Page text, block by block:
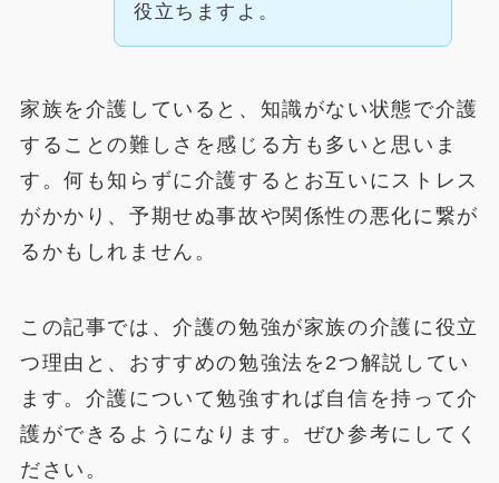
役立ちますよ。
家族を介護していると、知識がない状態で介護
することの難しさを感じる方も多いと思いま
す。何も知らずに介護するとお互いにストレス
がかかり、予期せぬ事故や関係性の悪化に繋が
るかもしれません。
この記事では、介護の勉強が家族の介護に役立
つ理由と、おすすめの勉強法を2つ解説してい
ます。介護について勉強すれば自信を持って介
護ができるようになります。ぜひ参考にしてく
ださい。